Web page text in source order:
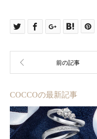
COCCOの最新記事